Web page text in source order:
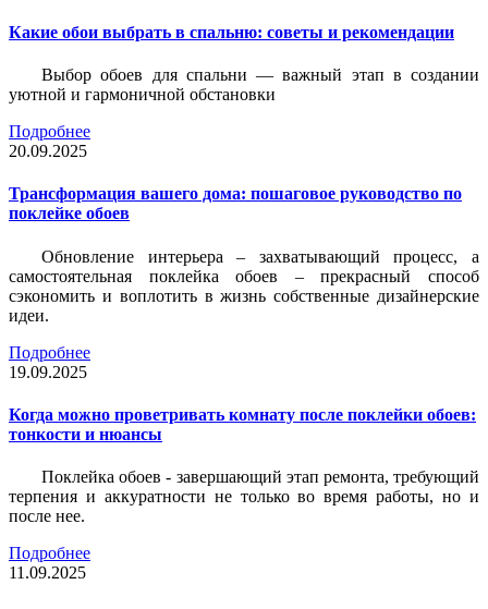
Какие обои выбрать в спальню: советы и рекомендации
Выбор обоев для спальни — важный этап в создании
уютной и гармоничной обстановки
Подробнее
20.09.2025
Трансформация вашего дома: пошаговое руководство по
поклейке обоев
Обновление интерьера – захватывающий процесс, а
самостоятельная поклейка обоев – прекрасный способ
сэкономить и воплотить в жизнь собственные дизайнерские
идеи.
Подробнее
19.09.2025
Когда можно проветривать комнату после поклейки обоев:
тонкости и нюансы
Поклейка обоев - завершающий этап ремонта, требующий
терпения и аккуратности не только во время работы, но и
после нее.
Подробнее
11.09.2025